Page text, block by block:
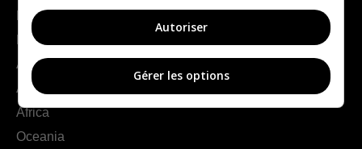
France
Europe
Americas
Asia
Africa
Oceania
Autoriser
Gérer les options